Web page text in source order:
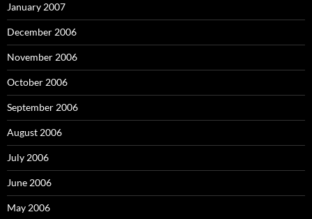
January 2007
December 2006
November 2006
October 2006
September 2006
August 2006
July 2006
June 2006
May 2006